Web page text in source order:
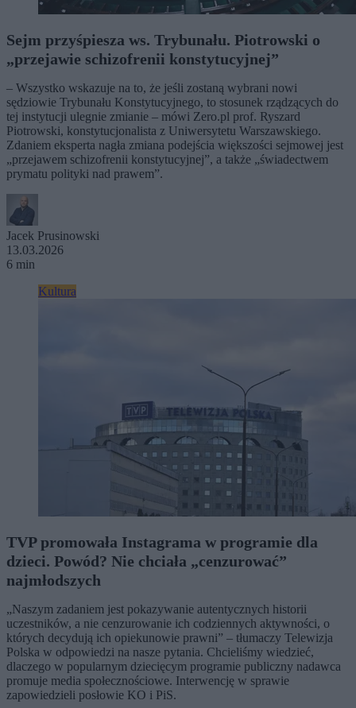
Sejm przyśpiesza ws. Trybunału. Piotrowski o
„przejawie schizofrenii konstytucyjnej”
– Wszystko wskazuje na to, że jeśli zostaną wybrani nowi
sędziowie Trybunału Konstytucyjnego, to stosunek rządzących do
tej instytucji ulegnie zmianie – mówi Zero.pl prof. Ryszard
Piotrowski, konstytucjonalista z Uniwersytetu Warszawskiego.
Zdaniem eksperta nagła zmiana podejścia większości sejmowej jest
„przejawem schizofrenii konstytucyjnej”, a także „świadectwem
prymatu polityki nad prawem”.
Jacek Prusinowski
13.03.2026
6 min
Kultura
TVP promowała Instagrama w programie dla
dzieci. Powód? Nie chciała „cenzurować”
najmłodszych
„Naszym zadaniem jest pokazywanie autentycznych historii
uczestników, a nie cenzurowanie ich codziennych aktywności, o
których decydują ich opiekunowie prawni” – tłumaczy Telewizja
Polska w odpowiedzi na nasze pytania. Chcieliśmy wiedzieć,
dlaczego w popularnym dziecięcym programie publiczny nadawca
promuje media społecznościowe. Interwencję w sprawie
zapowiedzieli posłowie KO i PiS.